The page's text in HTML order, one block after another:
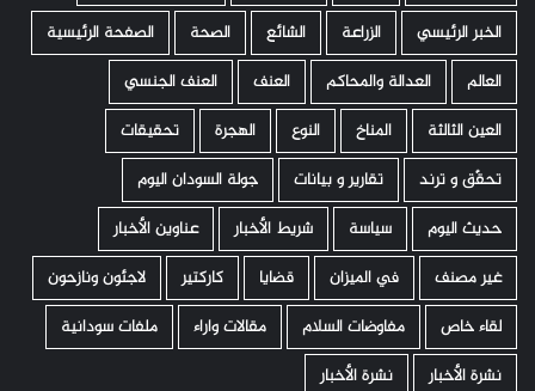
الخبر الرئيسي
الزراعة الشائع الصحة
الصفحة الرئيسية
العالم
العدالة والمحاكم العنف
العنف الجنسي
العين الثالثة
المناخ النوع الهجرة
تحقيقات
تحقّق و ترند
تقارير و بيانات
جولة السودان اليوم
حديث اليوم
سياسة شريط الأخبار
عناوين الأخبار
غير مصنف
في الميزان قضايا كاركتير
لاجئون ونازحون
لقاء خاص
مفاوضات السلام مقالات واراء
ملفات سودانية
نشرة الأخبار
نشرة الأخبار